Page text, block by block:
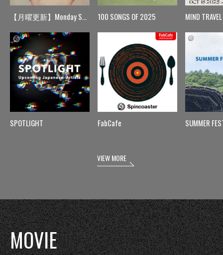
【月曜更新】Monday Spin
SPOTLIGHT
100 SONGS OF 2025
FabCafe
MIND TRAVEL
SUMMER
VIEW MORE
MOVIE